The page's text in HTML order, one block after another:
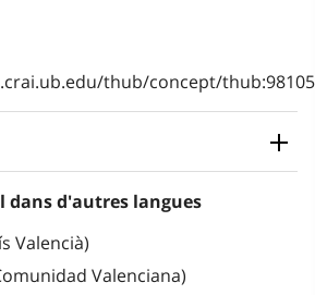
thub/concept/
dans d'autres langues
Valencià)
Valenciana)